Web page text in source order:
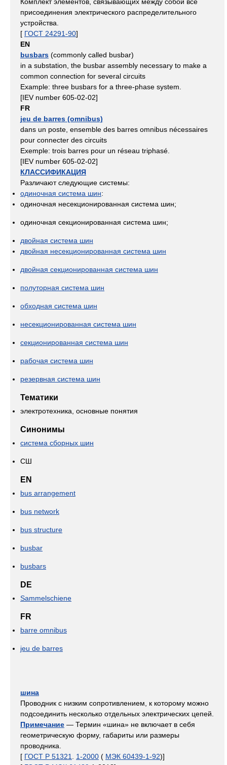
присоединения электрического распределительного
устройства.
[ ГОСТ 24291-90]
EN
busbars (commonly called busbar)
in a substation, the busbar assembly necessary to make a
common connection for several circuits
Example: three busbars for a three-phase system.
[IEV number 605-02-02]
FR
jeu de barres (omnibus)
dans un poste, ensemble des barres omnibus nécessaires
pour connecter des circuits
Exemple: trois barres pour un réseau triphasé.
[IEV number 605-02-02]
КЛАССИФИКАЦИЯ
Различают следующие системы:
одиночная система шин:
одиночная несекционированная система шин;
одиночная секционированная система шин;
двойная система шин
двойная несекционированная система шин
двойная секционированная система шин
полуторная система шин
обходная система шин
несекционированная система шин
секционированная система шин
рабочая система шин
резервная система шин
Тематики
электротехника, основные понятия
Синонимы
система сборных шин
СШ
EN
bus arrangement
bus network
bus structure
busbar
busbars
DE
Sammelschiene
FR
barre omnibus
jeu de barres
шина
Проводник с низким сопротивлением, к которому можно
подсоединить несколько отдельных электрических цепей.
Примечание — Термин «шина» не включает в себя
геометрическую форму, габариты или размеры
проводника.
[ ГОСТ Р 51321 1-2000 ( МЭК 60439-1-92)]